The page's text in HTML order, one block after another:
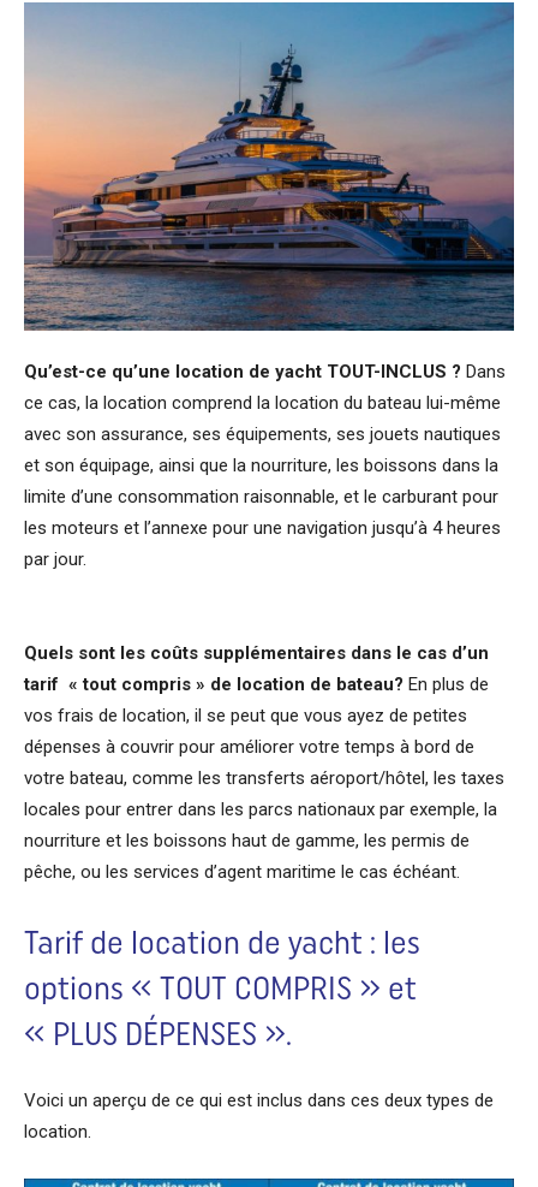
Qu’est-ce qu’une location de yacht TOUT-INCLUS ? Dans
ce cas, la location comprend la location du bateau lui-même
avec son assurance, ses équipements, ses jouets nautiques
et son équipage, ainsi que la nourriture, les boissons dans la
limite d’une consommation raisonnable, et le carburant pour
les moteurs et l’annexe pour une navigation jusqu’à 4 heures
par jour.
Quels sont les coûts supplémentaires dans le cas d’un
tarif « tout compris » de location de bateau? En plus de
vos frais de location, il se peut que vous ayez de petites
dépenses à couvrir pour améliorer votre temps à bord de
votre bateau, comme les transferts aéroport/hôtel, les taxes
locales pour entrer dans les parcs nationaux par exemple, la
nourriture et les boissons haut de gamme, les permis de
pêche, ou les services d’agent maritime le cas échéant.
Tarif de location de yacht : les
options « TOUT COMPRIS » et
« PLUS DÉPENSES ».
Voici un aperçu de ce qui est inclus dans ces deux types de
location.